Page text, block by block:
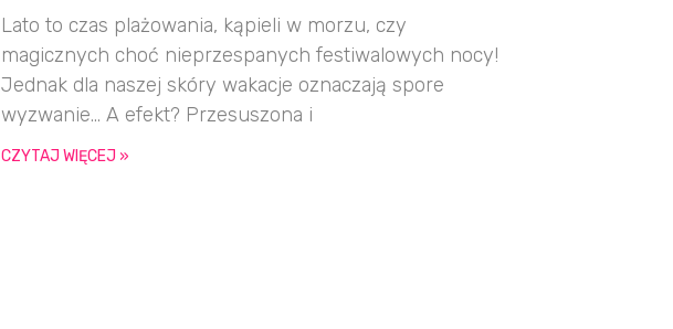
Lato to czas plażowania, kąpieli w morzu, czy
magicznych choć nieprzespanych festiwalowych nocy!
Jednak dla naszej skóry wakacje oznaczają spore
wyzwanie… A efekt? Przesuszona i
CZYTAJ WIĘCEJ »